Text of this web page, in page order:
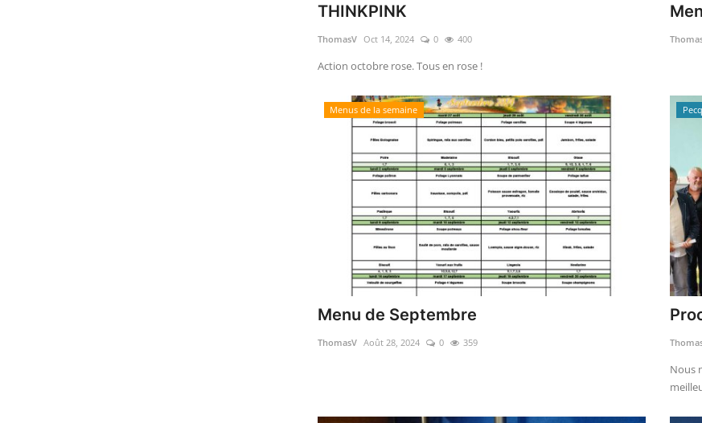
THINKPINK
ThomasV Oct 14, 2024 0 400
Action octobre rose. Tous en rose !
Menus de la semaine
Menu de Septembre
ThomasV Août 28, 2024 0 359
Pecq
Nous